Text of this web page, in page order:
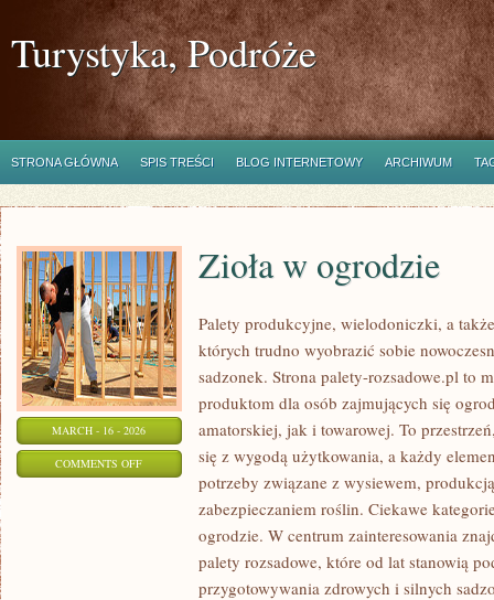
Turystyka, Podróże
STRONA GŁÓWNA SPIS TREŚCI BLOG INTERNETOWY ARCHIWUM
MARCH - 16 - 2026
COMMENTS OFFON
Zioła w ogrodzie
Palety produkcyjne, wielodoniczki, a
których trudno wyobrazić sobie
sadzonek. Strona palety-rozsadowe.pl to
produktom dla osób zajmujących się
amatorskiej, jak i towarowej. To
się z wygodą użytkowania, a każdy
potrzeby związane z wysiewem,
zabezpieczaniem roślin. Ciekawe
ogrodzie. W centrum zainteresowania
palety rozsadowe, które od lat stanowią
przygotowywania zdrowych i silnych